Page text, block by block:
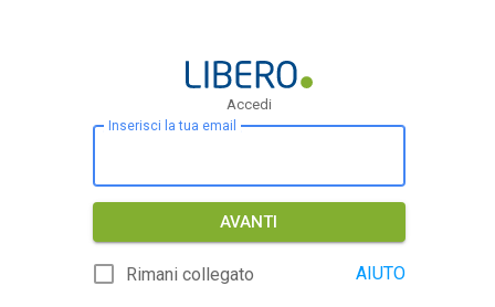
Accedi
Inserisci la tua email
AVANTI
Rimani collegato AIUTO